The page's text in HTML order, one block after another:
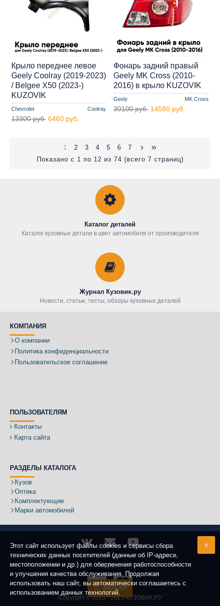
Chevrolet Coolray
Крыло переднее левое
Geely Coolray (2019-2023)
/ Belgee X50 (2023-)
KUZOVIK
13300 руб. 6460 руб.
Geely MK Cross
Фонарь задний правый
Geely MK Cross (2010-
2016) в крыло KUZOVIK
30100 руб. 14580 руб.
1 2 3 4 5 6
7
Показано с 1 по 12 из 74 (всего 7 страниц)
Каталог деталей
Каталог кузовных детали в цвет автомобиля от производителя
Журнал Кузовик.ру
Новости, статьи, тесты, обзоры кузовных деталей
КОМПАНИЯ
О компании
Политика конфиденциальности
Пользовательское соглашение
ПОЛЬЗОВАТЕЛЯМ
Контакты
Карта сайта
РАЗДЕЛЫ КАТАЛОГА
Кузов
Оптика
Комплектующие
Марки автомобилей
Адрес:
Copyright ©2020 - 2025КУЗОВИК.РУ
Этот сайт использует файлы cookies и сервисы сбора
технических данных посетителей (данные об IP-адресе,
местоположении и др.) для обеспечения работоспособности
и улучшения качества обслуживания. Продолжая
использовать наш сайт, вы автоматически соглашаетесь с
использованием данных технологий.
ФИЛЬТР